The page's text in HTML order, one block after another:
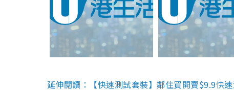
延伸閱讀：【快速測試套裝】鄰住買開賣$9.9快